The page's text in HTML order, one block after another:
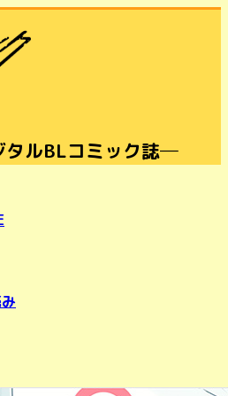
ルBLコミック誌─